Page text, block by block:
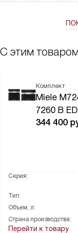
ждать часами, пока
количество белья. Я
отметить удобство в
интуитивно понятны,
чтобы начать
дизайн этой
квартиры и стала
С этим
Комплект
Miele
7260 B
344 400
Серия:
Тип:
Объем, л:
Страна производства:
Перейти к товару